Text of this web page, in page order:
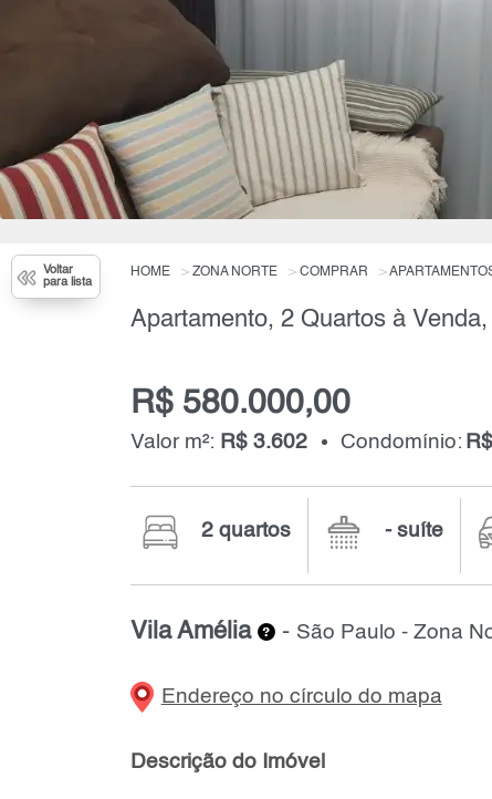
Voltar
para lista
HOME ZONA NORTE COMPRAR
R$ 580.000,00
Valor m²: R$ 3.602 Condomínio:
2 quartos - suíte
Vila Amélia - São Paulo - Zona
Endereço no círculo do mapa
Descrição do Imóvel